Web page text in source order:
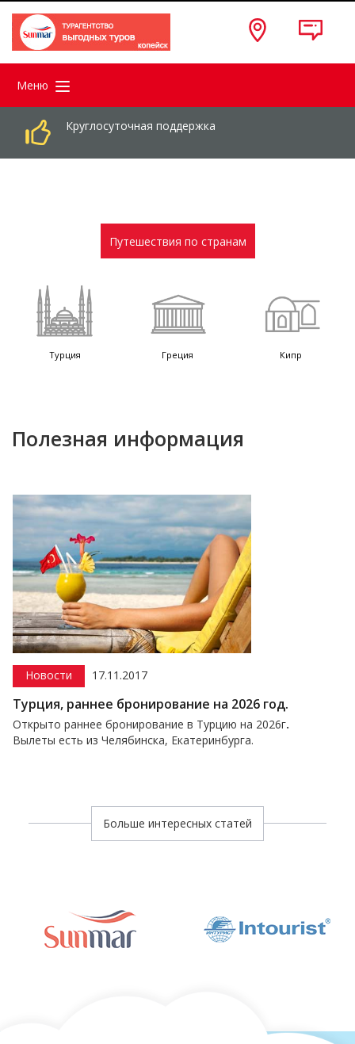
Меню
Круглосуточная поддержка
Путешествия по странам
Турция Греция Кипр
Полезная информация
Новости 17.11.2017
Турция, раннее бронирование на 2026 год.
Открыто раннее бронирование в Турцию на 2026г.
Вылеты есть из Челябинска, Екатеринбурга.
Больше интересных статей